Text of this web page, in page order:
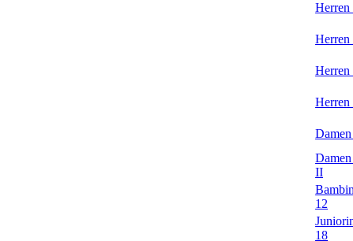
Herren
Herren
Herren
Herren
II
12
18